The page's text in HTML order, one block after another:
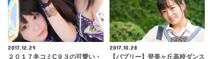
2017.12.29
２０１７冬コミC９３の可愛い・
2017.10.28
【バブリー】登美ヶ丘高校ダンス